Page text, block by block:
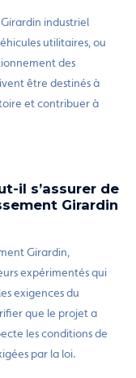
industriel
utilitaires, ou
des
être destinés à
et contribuer à
il s’assurer de
Girardin
Girardin,
expérimentés qui
exigences du
que le projet a
les conditions de
par la loi.